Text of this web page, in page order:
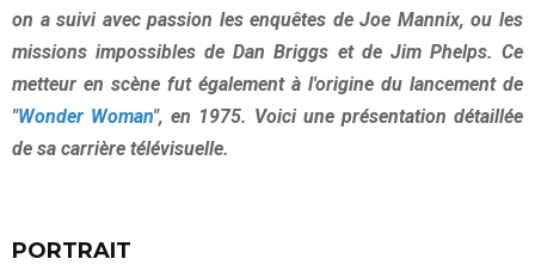
on a suivi avec passion les enquêtes de Joe Mannix, ou les
missions impossibles de Dan Briggs et de Jim Phelps. Ce
metteur en scène fut également à l'origine du lancement de
"Wonder Woman", en 1975. Voici une présentation détaillée
de sa carrière télévisuelle.
PORTRAIT